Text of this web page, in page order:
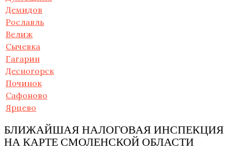
Демидов
Рославль
Велиж
Сычевка
Гагарин
Десногорск
Починок
Сафоново
Ярцево
БЛИЖАЙШАЯ НАЛОГОВАЯ ИНСПЕКЦИЯ
НА КАРТЕ СМОЛЕНСКОЙ ОБЛАСТИ